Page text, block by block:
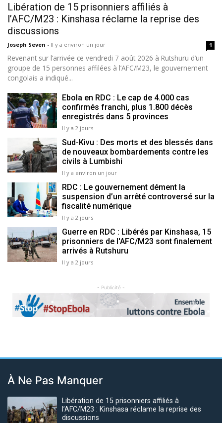
Libération de 15 prisonniers affiliés à
l’AFC/M23 : Kinshasa réclame la reprise des
discussions
Joseph Seven - Il y a environ un jour 1
Revenant sur l’arrivée ce vendredi 7 août 2026 à Rutshuru d’un
groupe de 15 personnes affilées à l’AFC/M23, le gouvernement
congolais a indiqué...
Ebola en RDC : Le cap de 4.000 cas
confirmés franchi, plus 1.800 décès
enregistrés dans 5 provinces
Il y a 2 jours
Sud-Kivu : Des morts et des blessés dans
de nouveaux bombardements contre les
civils à Lumbishi
Il y a environ un jour
RDC : Le gouvernement dément la
suspension d’un arrêté controversé sur la
fiscalité numérique
Il y a 2 jours
Guerre en RDC : Libérés par Kinshasa, 15
prisonniers de l'AFC/M23 sont finalement
arrivés à Rutshuru
Il y a 2 jours
- Publicité -
Previous Next
À Ne Pas Manquer
Libération de 15 prisonniers affiliés à
l’AFC/M23 : Kinshasa réclame la reprise des
discussions